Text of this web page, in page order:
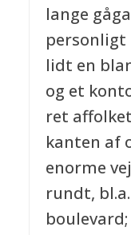
lange
personligt
lidt en
og et
ret
kanten af
enorme
rundt,
boulevard;